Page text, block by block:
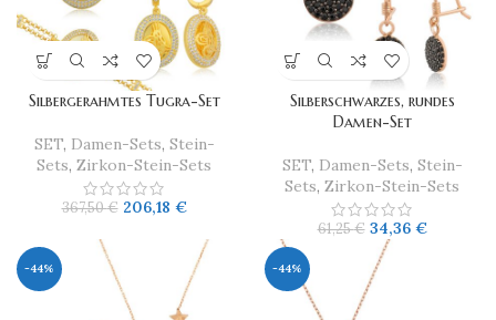
Silbergerahmtes Tugra-Set
SET, Damen-Sets, Stein-
Sets, Zirkon-Stein-Sets
367,50€ 206,18 €
​Silberschwarzes, rundes
Damen-Set
SET, Damen-Sets, Stein-
Sets, Zirkon-Stein-Sets
61,25€ 34,36 €
-44% -44%